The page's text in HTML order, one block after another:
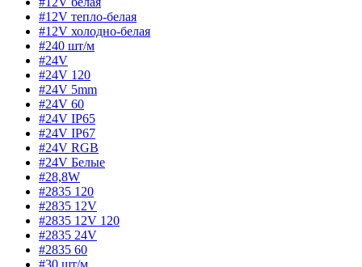
#12V тепло-белая
#12V холодно-белая
#240 шт/м
#24V
#24V 120
#24V 5mm
#24V 60
#24V IP65
#24V IP67
#24V RGB
#24V Белые
#28,8W
#2835 120
#2835 12V
#2835 12V 120
#2835 24V
#2835 60
#30 шт/м